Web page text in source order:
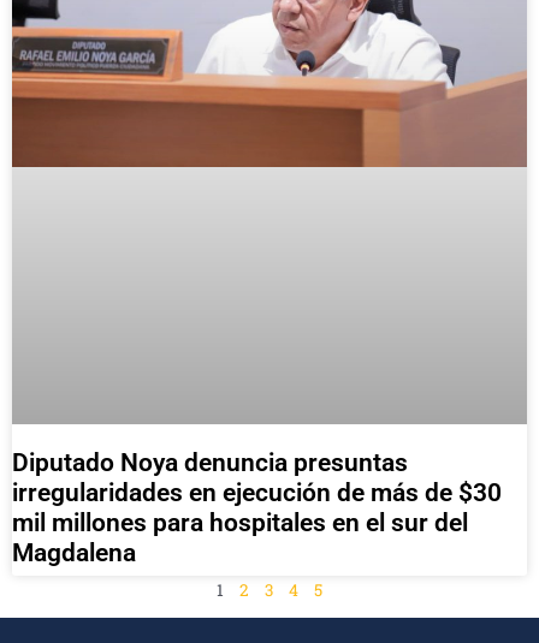
Diputado Noya denuncia presuntas
irregularidades en ejecución de más de $30
mil millones para hospitales en el sur del
Magdalena
1 2 3 4 5